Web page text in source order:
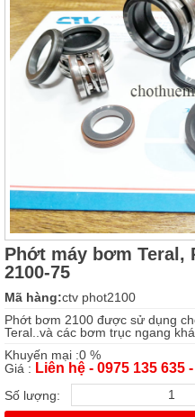
Phớt máy bơm
2100-75
Mã hàng:ctv phot2100
Phớt bơm 2100 được sử dụng
Teral..và các bơm trục ngang
Khuyến mại :0 %
Giá : Liên hệ - 0975 135 635
Số lượng: